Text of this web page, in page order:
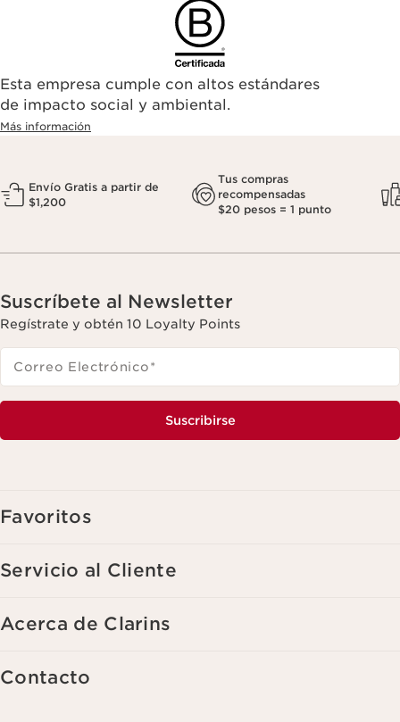
Esta empresa cumple con altos estándares
de impacto social y ambiental.
Más información
Envío Gratis a partir de
$1,200
Tus compras
recompensadas
$20 pesos = 1 punto
Suscríbete al Newsletter
Regístrate y obtén 10 Loyalty Points
Correo Electrónico*
Suscribirse
Favoritos
Servicio al Cliente
Acerca de Clarins
Contacto